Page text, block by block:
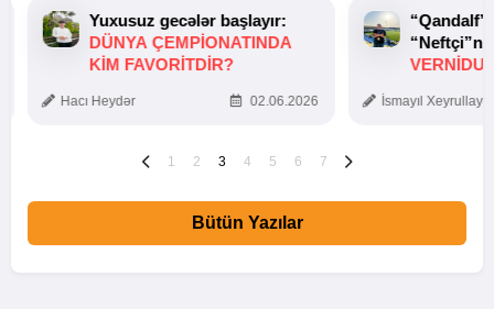
Yuxusuz gecələr başlayır:
DÜNYA ÇEMPIONATINDA
KIM FAVORITDIR?
Hacı Heydər 02.06.2026 İsmayıl
1 2 3 4 5 6 7
Bütün Yazılar